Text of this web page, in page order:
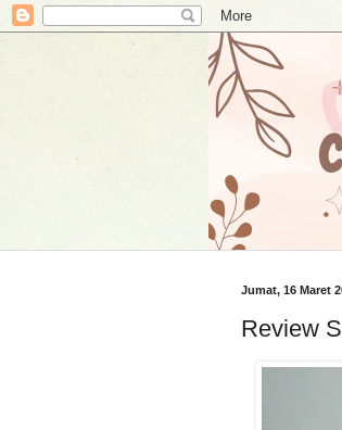
Jumat, 16 Maret
Review